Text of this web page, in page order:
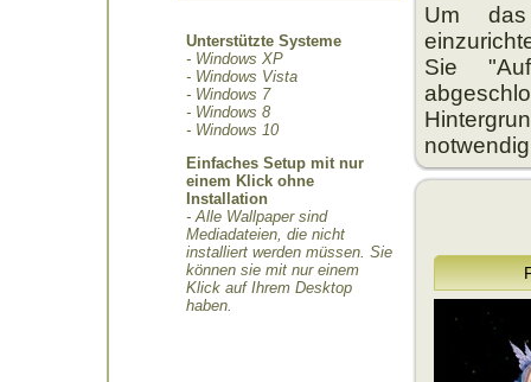
Unterstützte Systeme
- Windows XP
- Windows Vista
- Windows 7
- Windows 8
- Windows 10
Einfaches Setup mit nur
einem Klick ohne
Installation
- Alle Wallpaper sind
Mediadateien, die nicht
installiert werden müssen. Sie
können sie mit nur einem
Klick auf Ihrem Desktop
haben.
Um das
Sie